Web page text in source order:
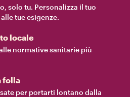
solo tu. Personalizza il tuo
tue esigenze.
locale
normative sanitarie più
folla
per portarti lontano dalla